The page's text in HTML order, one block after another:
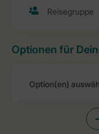
Optionen für